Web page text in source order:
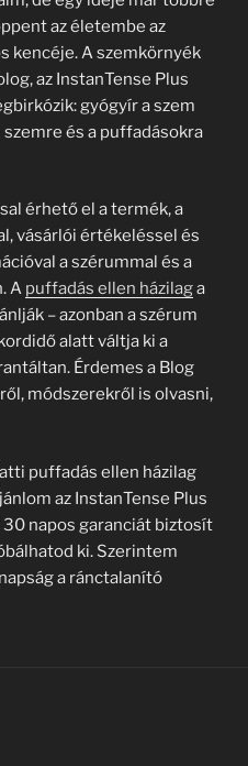
az életembe az
kencéje. A szemkörnyék
az InstanTense Plus
gyógyír a szem
és a puffadásokra
érhető el a termék, a
vásárlói értékeléssel és
a szérummal és a
A puffadás ellen házilaga
– azonban a szérum
alatt váltja ki a
Érdemes a Blog
módszerekről is olvasni,
puffadás ellen házilag
az InstanTense Plus
napos garanciát biztosít
ki. Szerintem
a ránctalanító